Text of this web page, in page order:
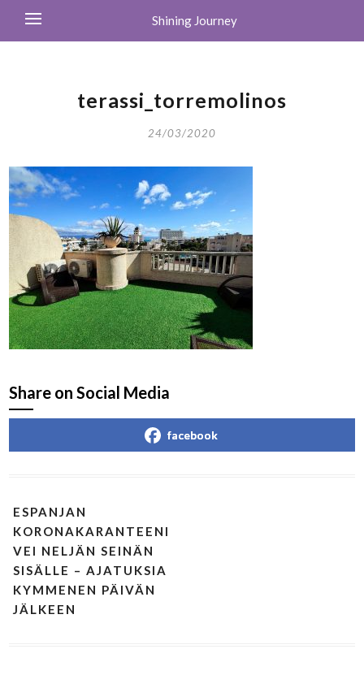
Shining Journey
terassi_torremolinos
24/03/2020
Share on Social Media
facebook
ESPANJAN
KORONAKARANTEENI
VEI NELJÄN SEINÄN
SISÄLLE – AJATUKSIA
KYMMENEN PÄIVÄN
JÄLKEEN